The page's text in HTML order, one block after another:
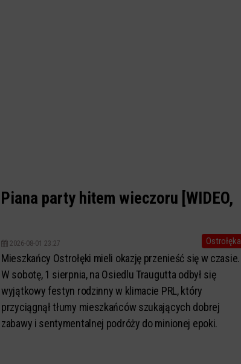
party hitem wieczoru [WIDEO,
Ostrołęka
2026-08-01 23:27
Mieszkańcy Ostrołęki mieli okazję przenieść się w czasie.
W sobotę, 1 sierpnia, na Osiedlu Traugutta odbył się
wyjątkowy festyn rodzinny w klimacie PRL, który
przyciągnął tłumy mieszkańców szukających dobrej
zabawy i sentymentalnej podróży do minionej epoki.